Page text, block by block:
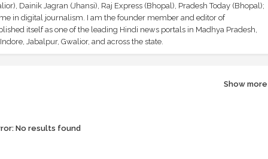
Dainik Jagran (Jhansi), Raj Express (Bhopal), Pradesh Today (Bhopal);
in digital journalism. I am the founder member and editor of
itself as one of the leading Hindi news portals in Madhya Pradesh,
Jabalpur, Gwalior, and across the state.
Show more
No results found